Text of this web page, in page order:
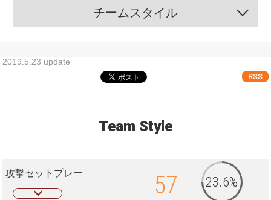
チームスタイル
2019.5.23 update
RSS
Team Style
攻撃セットプレー 57 23.6%